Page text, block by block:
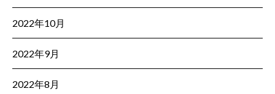
2022年10月
2022年9月
2022年8月